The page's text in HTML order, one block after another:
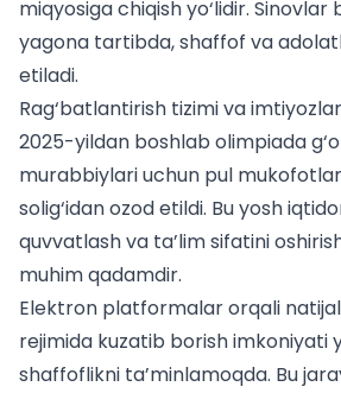
miqyosiga chiqish yo‘lidir.
yagona tartibda, shaffof va
etiladi.
Rag‘batlantirish tizimi va imtiyozlar
2025-yildan boshlab olimpiada
murabbiylari uchun pul
solig‘idan ozod etildi. Bu yosh
quvvatlash va ta’lim sifatini
muhim qadamdir.
Elektron platformalar orqali
rejimida kuzatib borish imkoniyati
shaffoflikni ta’minlamoqda. Bu